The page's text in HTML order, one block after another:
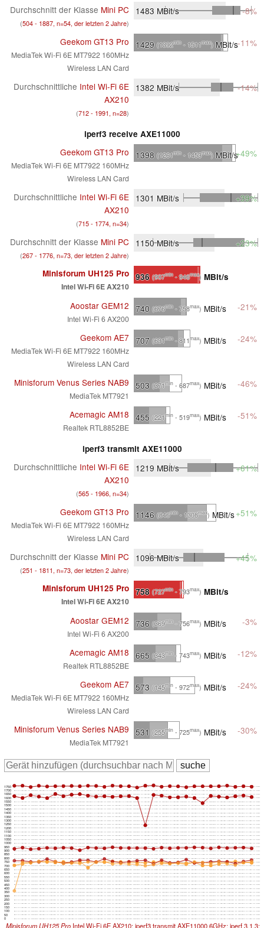
Durchschnitt der Klasse Mini PC
(504 - 1887, n=54, der letzten 2 Jahre)
1483 MBit/s -8%
Geekom GT13 Pro
MediaTek Wi-Fi 6E MT7922 160MHz
Wireless LAN Card
1429 (1392min- 1511max) MBit/s-11%
Durchschnittliche Intel Wi-Fi 6E
AX210
(712 - 1991, n=28)
1382 MBit/s -14%
iperf3 receive AXE11000
Geekom GT13 Pro
MediaTek Wi-Fi 6E MT7922 160MHz
Wireless LAN Card
1398 (1261min- 1453max) MBit/s+49%
Durchschnittliche Intel Wi-Fi 6E
AX210
(715 - 1774, n=34)
1301 MBit/s +39%
Durchschnitt der Klasse Mini PC
(267 - 1776, n=73, der letzten 2 Jahre)
1150MBit/s +23%
Minisforum UH125 Pro
Intel Wi-Fi 6E AX210
936 (907min- 946max) MBit/s
Aoostar GEM12
Intel Wi-Fi 6 AX200
740 (676min- 758max) MBit/s -21%
Geekom AE7
MediaTek Wi-Fi 6E MT7922 160MHz
Wireless LAN Card
707 (631min- 811max) MBit/s -24%
Minisforum Venus Series NAB9
MediaTek MT7921
503 (371min - 687max) MBit/s -46%
Acemagic AM18
Realtek RTL8852BE
455 (221min - 519max) MBit/s -51%
iperf3 transmit AXE11000
Durchschnittliche Intel Wi-Fi 6E
AX210
(565 - 1966, n=34)
1219 MBit/s +61%
Geekom GT13 Pro
MediaTek Wi-Fi 6E MT7922 160MHz
Wireless LAN Card
1146 (846min- 1308max) MBit/s+51%
Durchschnitt der Klasse Mini PC
(251 - 1811, n=73, der letzten 2 Jahre)
1096MBit/s +45%
Minisforum UH125 Pro
Intel Wi-Fi 6E AX210
758 (727min- 793max) MBit/s
Aoostar GEM12
Intel Wi-Fi 6 AX200
736 (369min- 756max) MBit/s -3%
Acemagic AM18
Realtek RTL8852BE
665 (343min- 743max) MBit/s -12%
Geekom AE7
MediaTek Wi-Fi 6E MT7922 160MHz
Wireless LAN Card
573 (145min - 972max) MBit/s -24%
Minisforum Venus Series NAB9
MediaTek MT7921
531 (255min - 725max) MBit/s -30%
0
50
100
150
200
250
300
350
400
450
500
550
600
650
700
750
800
850
900
950
1000
1050
1100
1150
1200
1250
1300
1350
1400
1450
1500
1550
1600
1650
1700
1750
Minisforum UH125 Pro Intel Wi-Fi 6E AX210; iperf3 transmit AXE11000 6GHz; iperf 3.1.3: